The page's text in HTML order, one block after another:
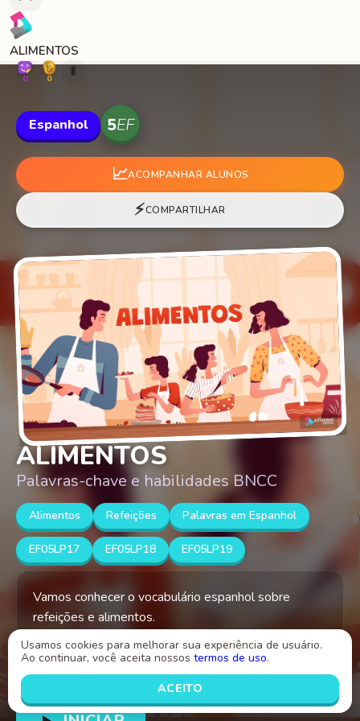
ALIMENTOS
0 0 🐛
Espanhol
📈ACOMPANHAR ALUNOS
⚡COMPARTILHAR
ALIMENTOS
Palavras-chave e habilidades BNCC
Alimentos Refeições Palavras em Espanhol
EF05LP17 EF05LP18 EF05LP19
Vamos conhecer o vocabulário espanhol sobre
refeições e alimentos.
Criado por
Usamos cookies para melhorar sua experiência de usuário.
Ao continuar, você aceita nossos termos de uso.
ACEITO